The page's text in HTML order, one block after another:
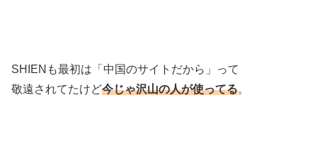
SHIENも最初は「中国のサイトだから」って
敬遠されてたけど今じゃ沢山の人が使ってる。